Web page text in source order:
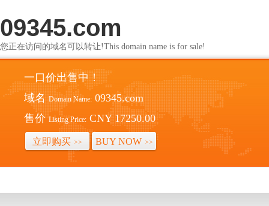
09345.com
您正在访问的域名可以转让!This domain name is for sale!
一口价出售中！
域名 Domain Name: 09345.com
售价 Listing Price: CNY 17250.00
立即购买 >> BUY NOW >>